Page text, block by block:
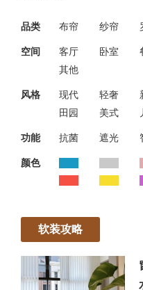
品类 布帘 纱帘
空间 客厅 卧室
其他
风格 现代 轻奢
田园
美式
功能 抗菌 遮光
颜色
软装攻略